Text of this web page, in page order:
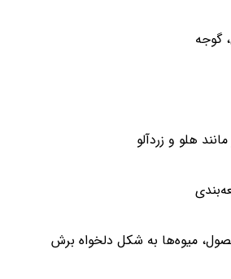
گوجه
هلو و زردآلو
میوه‌ها به شکل دلخواه برش